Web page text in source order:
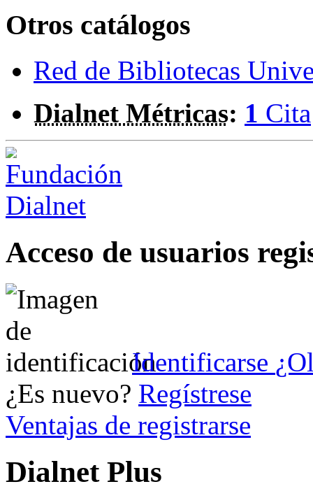
Otros catálogos
Red de Bibliotecas
Dialnet Métricas: 1 Cita
Acceso de usuarios
Identificarse
¿Es nuevo? Regístrese
Ventajas de registrarse
Dialnet Plus